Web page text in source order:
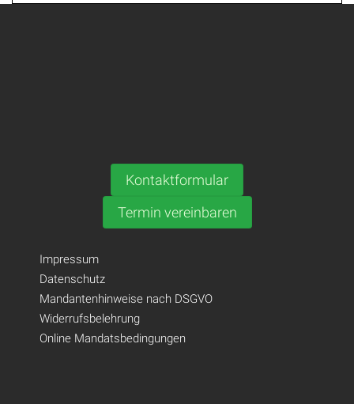
Kontaktformular
Termin vereinbaren
Impressum
Datenschutz
Mandantenhinweise nach DSGVO
Widerrufsbelehrung
Online Mandatsbedingungen